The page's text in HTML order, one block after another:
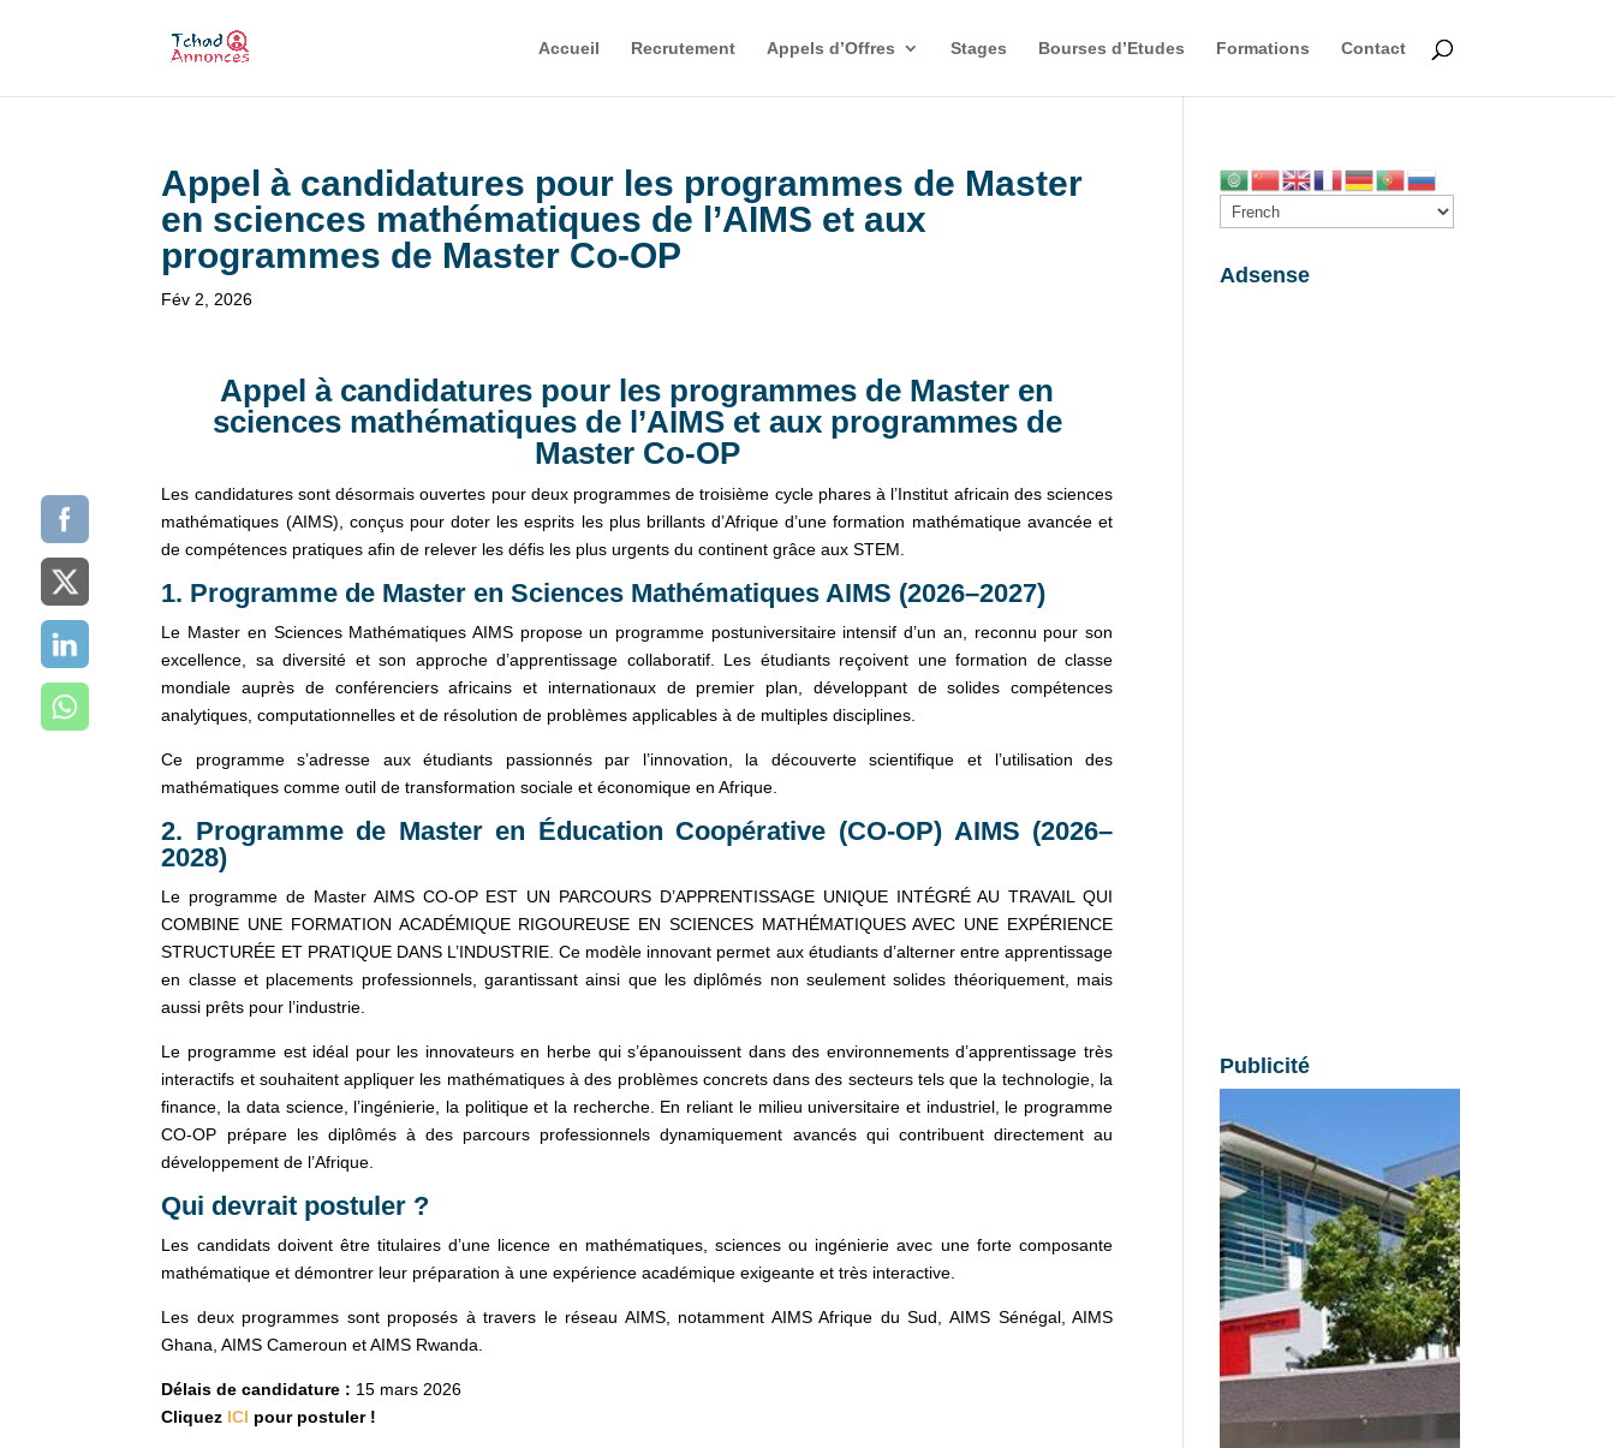
Accueil Recrutement Appels d’Offres Stages Bourses d’Etudes Formations Contact
Appel à candidatures pour les programmes de Master
en sciences mathématiques de l’AIMS et aux
programmes de Master Co-OP
Fév 2, 2026
Appel à candidatures pour les programmes de Master en
sciences mathématiques de l’AIMS et aux programmes de
Master Co-OP
Les candidatures sont désormais ouvertes pour deux programmes de troisième cycle phares à l’Institut africain des sciences
mathématiques (AIMS), conçus pour doter les esprits les plus brillants d’Afrique d’une formation mathématique avancée et
de compétences pratiques afin de relever les défis les plus urgents du continent grâce aux STEM.
1. Programme de Master en Sciences Mathématiques AIMS (2026–2027)
Le Master en Sciences Mathématiques AIMS propose un programme postuniversitaire intensif d’un an, reconnu pour son
excellence, sa diversité et son approche d’apprentissage collaboratif. Les étudiants reçoivent une formation de classe
mondiale auprès de conférenciers africains et internationaux de premier plan, développant de solides compétences
analytiques, computationnelles et de résolution de problèmes applicables à de multiples disciplines.
Ce programme s’adresse aux étudiants passionnés par l’innovation, la découverte scientifique et l’utilisation des
mathématiques comme outil de transformation sociale et économique en Afrique.
2. Programme de Master en Éducation Coopérative (CO-OP) AIMS (2026–
2028)
Le programme de Master AIMS CO-OP EST UN PARCOURS D’APPRENTISSAGE UNIQUE INTÉGRÉ AU TRAVAIL QUI
COMBINE UNE FORMATION ACADÉMIQUE RIGOUREUSE EN SCIENCES MATHÉMATIQUES AVEC UNE EXPÉRIENCE
STRUCTURÉE ET PRATIQUE DANS L’INDUSTRIE. Ce modèle innovant permet aux étudiants d’alterner entre apprentissage
en classe et placements professionnels, garantissant ainsi que les diplômés non seulement solides théoriquement, mais
aussi prêts pour l’industrie.
Le programme est idéal pour les innovateurs en herbe qui s’épanouissent dans des environnements d’apprentissage très
interactifs et souhaitent appliquer les mathématiques à des problèmes concrets dans des secteurs tels que la technologie, la
finance, la data science, l’ingénierie, la politique et la recherche. En reliant le milieu universitaire et industriel, le programme
CO-OP prépare les diplômés à des parcours professionnels dynamiquement avancés qui contribuent directement au
développement de l’Afrique.
Qui devrait postuler ?
Les candidats doivent être titulaires d’une licence en mathématiques, sciences ou ingénierie avec une forte composante
mathématique et démontrer leur préparation à une expérience académique exigeante et très interactive.
Les deux programmes sont proposés à travers le réseau AIMS, notamment AIMS Afrique du Sud, AIMS Sénégal, AIMS
Ghana, AIMS Cameroun et AIMS Rwanda.
Délais de candidature : 15 mars 2026
Cliquez ICI pour postuler !
Adsense
Publicité